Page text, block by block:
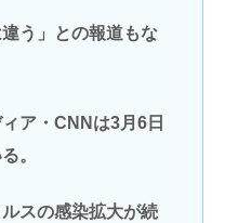
う」との報道もな
ア・CNNは3月6日
。
ルスの感染拡大が続